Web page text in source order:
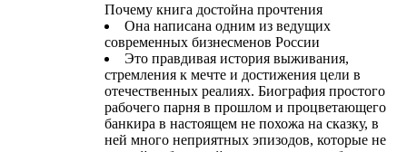
Почему книга достойна прочтения
Она написана одним из ведущих
современных бизнесменов России
Это правдивая история выживания,
стремления к мечте и достижения цели в
отечественных реалиях. Биография простого
рабочего парня в прошлом и процветающего
банкира в настоящем не похожа на сказку, в
ней много неприятных эпизодов, которые не